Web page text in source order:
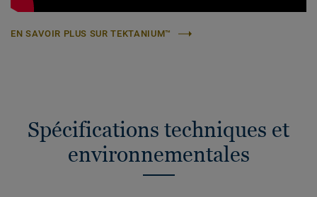
EN SAVOIR PLUS SUR TEKTANIUM™
Spécifications techniques et
environnementales